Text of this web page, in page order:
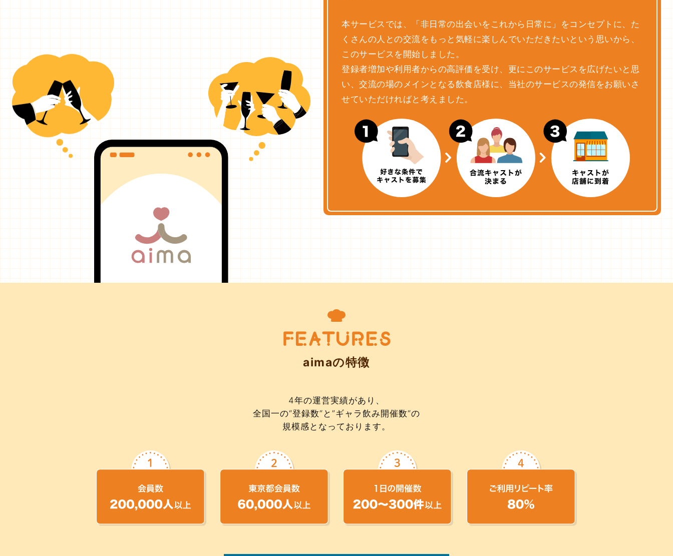
本サービスでは、「非日常の出会いをこれから日常に」をコンセプトに、た
くさんの人との交流をもっと気軽に楽しんでいただきたいという思いから、
このサービスを開始しました。
登録者増加や利用者からの高評価を受け、更にこのサービスを広げたいと思
い、交流の場のメインとなる飲食店様に、当社のサービスの発信をお願いさ
せていただければと考えました。
FEATURES
aimaの特徴
4年の運営実績があり、
全国一の“登録数“と”ギャラ飲み開催数“の
規模感となっております。